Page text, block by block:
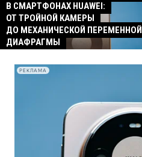
В СМАРТФОНАХ HUAWEI:
ОТ ТРОЙНОЙ КАМЕРЫ
ДО МЕХАНИЧЕСКОЙ ПЕРЕМЕННОЙ
ДИАФРАГМЫ
РЕКЛАМА